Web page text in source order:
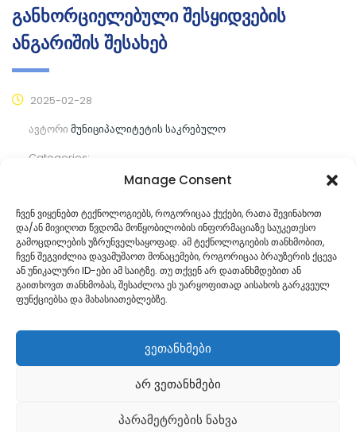
Manage Consent
ჩვენ ვიყენებთ ტექნოლოგიებს, როგორიცაა ქუქები, რათა შევინახოთ
და/ან მივიღოთ წვდომა მოწყობილობის ინფორმაციაზე საუკეთესო
გამოცდილების უზრუნველსაყოფად. ამ ტექნოლოგიების თანხმობით,
ჩვენ შეგვიძლია დავამუშაოთ მონაცემები, როგორიცაა ბრაუზერის ქცევა
ან უნიკალური ID-ები ამ საიტზე. თუ თქვენ არ დათანხმდებით ან
გაითხოვთ თანხმობას, შესაძლოა ეს უარყოფითად აისახოს გარკვეულ
ფუნქციებსა და მახასიათებლებზე.
ვეთანხმები
არ ვეთანხმები
პარამეტრების ნახვა
განხორციელებული შესყიდვების
ანგარიშის შესახებ
2025-02-28
ავტორი მუნიციპალიტეტის საკრებულო
Categories:
კომენტარები ჯერ არ არის
ᲒᲐᲜᲐᲒᲠᲫᲔ ᲙᲘᲗᲮᲕᲐ
Georgian